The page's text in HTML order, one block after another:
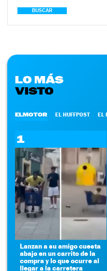
BUSCAR
LO MÁS
VISTO
ELMOTOR EL HUFFPOST EL
1
Lanzan a su amigo cuesta
abajo en un carrito de la
compra y lo que ocurre al
llegar a la carretera